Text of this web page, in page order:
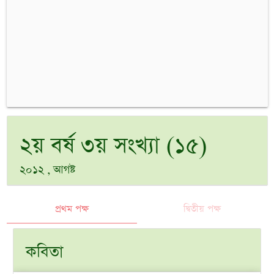
২য় বর্ষ ৩য় সংখ্যা (১৫)
২০১২ , আগষ্ট
প্রথম পক্ষ দ্বিতীয় পক্ষ
কবিতা